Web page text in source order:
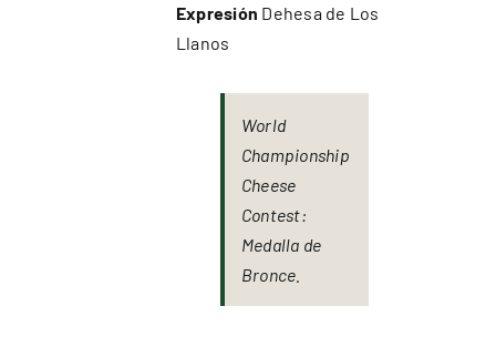
Expresión Dehesa de Los
Llanos
World
Championship
Cheese
Contest:
Medalla de
Bronce.